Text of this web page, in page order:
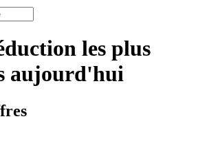
les plus
aujourd'hui